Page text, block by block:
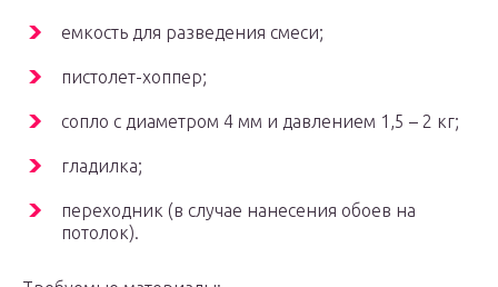
емкость для разведения смеси;
пистолет-хоппер;
сопло с диаметром 4 мм и давлением 1,5 – 2 кг;
гладилка;
переходник (в случае нанесения обоев на
потолок).